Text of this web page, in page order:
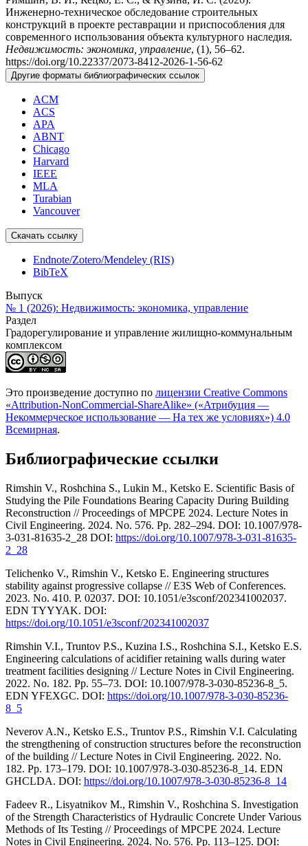
Инженерно-техническое обследование строительных
конструкций в проекте реставрации и приспособления для
современного использования объекта культурного наследия.
Недвижимость: экономика, управление, (1), 56–62.
https://doi.org/10.22337/2073-8412-2026-1-56-62
Другие форматы библиографических ссылок
ACM
ACS
APA
ABNT
Chicago
Harvard
IEEE
MLA
Turabian
Vancouver
Скачать ссылку
Endnote/Zotero/Mendeley (RIS)
BibTeX
Выпуск
№ 1 (2026): Недвижимость: экономика, управление
Раздел
Градорегулирование и управление жилищно-коммунальным
комплексом
Это произведение доступно по лицензии Creative Commons
«Attribution-NonCommercial-ShareAlike» («Атрибуция —
Некоммерческое использование — На тех же условиях») 4.0
Всемирная.
Библиографические ссылки
Rimshin V., Roshchina S., Lukin M., Ketsko E. Scientific Basis of
Studying the Pile Foundations Bearing Capacity During Building
Reconstruction // Proceedings of MPCPE 2024. Lecture Notes in
Civil Engineering. 2024. No. 576. Pp. 282–294. DOI: 10.1007/978-
3-031-81635-2_28 DOI: https://doi.org/10.1007/978-3-031-81635-
2_28
Telichenko V., Rimshin V., Ketsko E. Engineering structures
stability against progressive collapse // E3S Web of Conferences.
2023. No. 410. P. 02037. DOI: 10.1051/e3sconf/202341002037.
EDN TYYYAK. DOI:
https://doi.org/10.1051/e3sconf/202341002037
Rimshin V.I., Truntov P.S., Kuzina I.S., Roshchina S.I., Ketsko E.S.
Engineering calculations of acidifier retaining walls during water
treatment facilities designing // Lecture Notes in Civil Engineering.
2022. No. 182. Pp. 55–73. DOI: 10.1007/978-3-030-85236-8_5.
EDN YFEXGC. DOI: https://doi.org/10.1007/978-3-030-85236-
8_5
Neverov A.N., Ketsko E.S., Truntov P.S., Rimshin V.I. Calculating
the strengthening of construction structures before the reconstruction
of the building // Lecture Notes in Civil Engineering. 2022. No.
182. Pp. 173–179. DOI: 10.1007/978-3-030-85236-8_14. EDN
GHCLDA. DOI: https://doi.org/10.1007/978-3-030-85236-8_14
Fadeev R., Lisyatnikov M., Rimshin V., Roshchina S. Investigation
of the Strength Characteristics of Hydraulic Concrete Under Various
Methods of Its Testing // Proceedings of MPCPE 2024. Lecture
Notes in Civil Engineering. 2024. No. 576. Pp. 113–125. DOI: